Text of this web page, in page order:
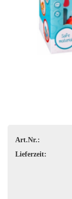
Art.Nr.:
Lieferzeit: